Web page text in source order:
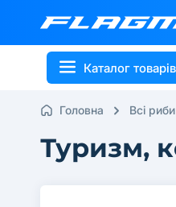
Каталог товарів
Головна Всі риби
Туризм,